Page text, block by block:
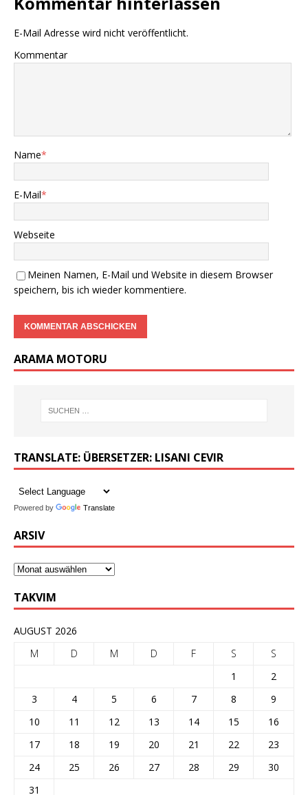
E-Mail Adresse wird nicht veröffentlicht.
Kommentar
Name*
E-Mail*
Webseite
Meinen Namen, E-Mail und Website in diesem Browser
speichern, bis ich wieder kommentiere.
ARAMA MOTORU
TRANSLATE: ÜBERSETZER: LISANI CEVIR
Powered by Translate
ARSIV
TAKVIM
AUGUST 2026
M
D M D F S
S
1
2
3
4 5 6 7 8
9
10
11 12 13 14 15
16
17
18 19 20 21 22
23
24
25 26 27 28 29
30
31